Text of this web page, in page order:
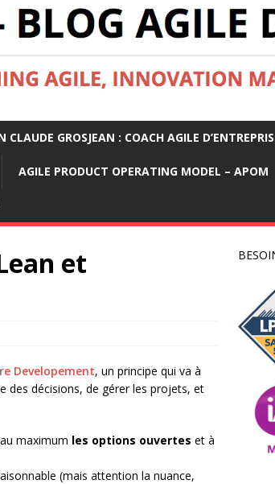
CLAUDE GROSJEAN : COACH AGILE
AGILE PRODUCT OPERATING MODEL – APOM
et
Developement, un principe qui va à
des décisions, de gérer les projets, et
maximum les options ouvertes et à
(mais attention la nuance,